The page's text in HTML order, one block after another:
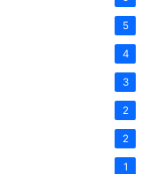
5
4
3
2
2
1